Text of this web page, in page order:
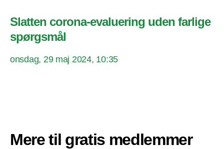
Slatten corona-evaluering uden farlige
spørgsmål
onsdag, 29 maj 2024, 10:35
Mere til gratis medlemmer